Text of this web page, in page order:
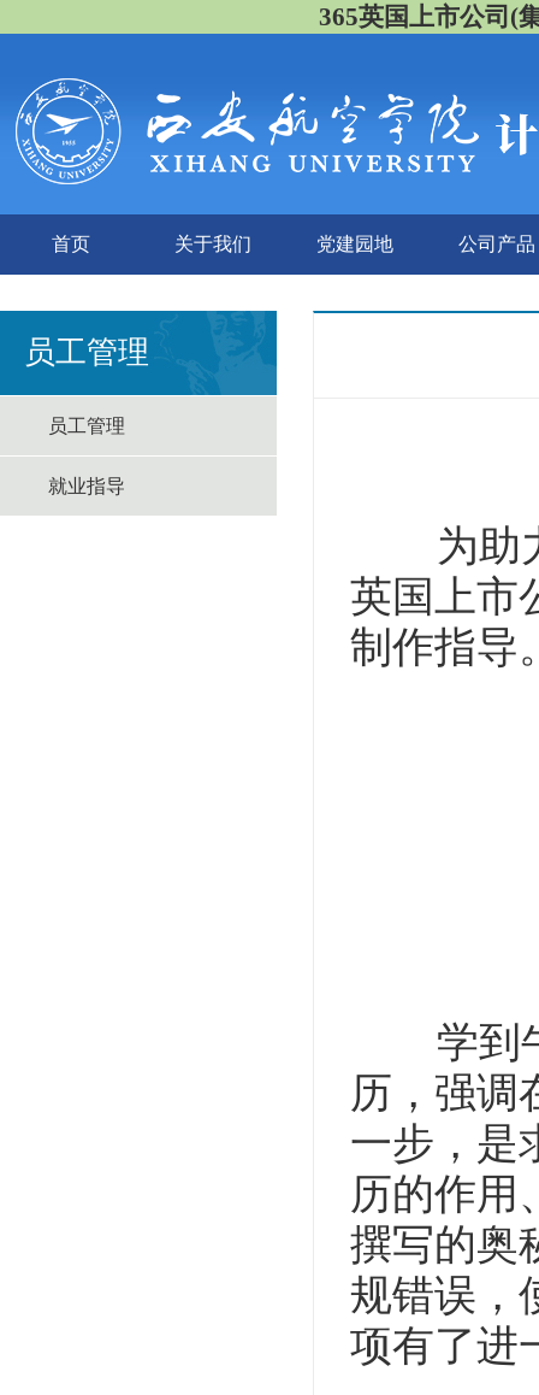
365英国上市公司(
首页 关于我们 党建园地 公司产品
员工管理
员工管理
就业指导
为助
英国上市
制作指导
学到
历，强调
一步，是
历的作用
撰写的奥
规错误，
项有了进